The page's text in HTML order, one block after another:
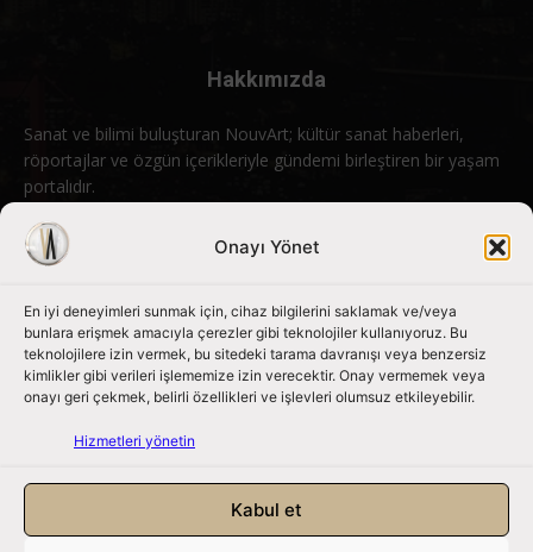
Onayı Yönet
En iyi deneyimleri sunmak için, cihaz bilgilerini saklamak ve/veya
bunlara erişmek amacıyla çerezler gibi teknolojiler kullanıyoruz. Bu
teknolojilere izin vermek, bu sitedeki tarama davranışı veya benzersiz
kimlikler gibi verileri işlememize izin verecektir. Onay vermemek veya
onayı geri çekmek, belirli özellikleri ve işlevleri olumsuz etkileyebilir.
Hizmetleri yönetin
Kabul et
Hakkımızda
Sanat ve bilimi buluşturan NouvArt; kültür sanat haberleri,
röportajlar ve özgün içerikleriyle gündemi birleştiren bir yaşam
portalıdır.
Bizimle iletişime geçin: info@nouvart.net
Bizi Takip Edin